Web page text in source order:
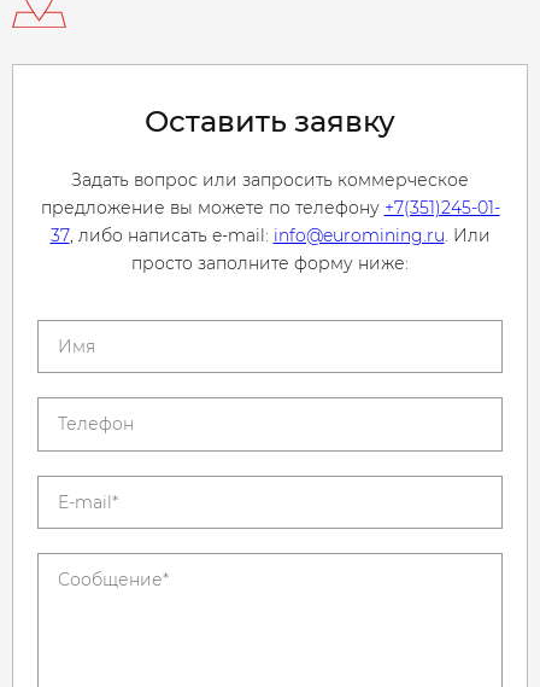
Оставить заявку
Задать вопрос или запросить коммерческое
предложение вы можете по телефону +7(351)245-01-
37, либо написать e-mail: info@euromining.ru. Или
просто заполните форму ниже: